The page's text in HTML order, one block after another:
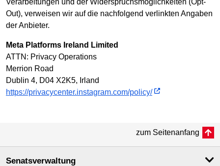
Out), verweisen wir auf die nachfolgend verlinkten Angaben
der Anbieter.
Meta Platforms Ireland Limited
ATTN: Privacy Operations
Merrion Road
Dublin 4, D04 X2K5, Irland
https://privacycenter.instagram.com/policy/
zum Seitenanfang
Senatsverwaltung